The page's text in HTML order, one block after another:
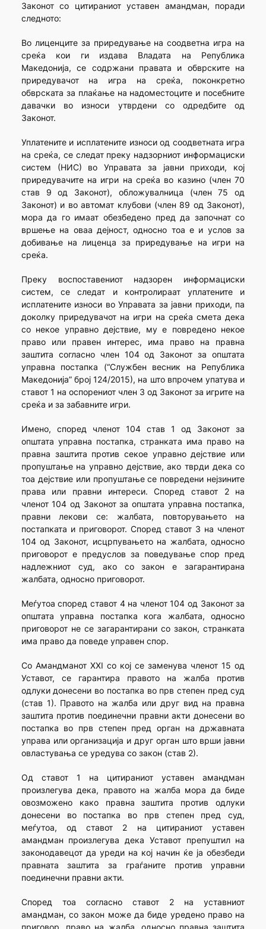
Законот со цитираниот уставен амандман, поради
следното:
Во лиценците за приредување на соодветна игра на
среќа кои ги издава Владата на Република
Македонија, се содржани правата и обврските на
приредувачот на игра на среќа, поконкретно
обврската за плаќање на надоместоците и посебните
давачки во износи утврдени со одредбите од
Законот.
Уплатените и исплатените износи од соодветната игра
на среќа, се следат преку надзорниот информациски
систем (НИС) во Управата за јавни приходи, кој
приредувачите на игри на среќа во казино (член 70
став 9 од Законот), обложувалница (член 75 од
Законот) и во автомат клубови (член 89 од Законот),
мора да го имаат обезбедено пред да започнат со
вршење на оваа дејност, односно тоа е и услов за
добивање на лиценца за приредување на игри на
среќа.
Преку воспоставениот надзорен информациски
систем, се следат и контролираат уплатените и
исплатените износи во Управата за јавни приходи, па
доколку приредувачот на игри на среќа смета дека
со некое управно дејствие, му е повредено некое
право или правен интерес, има право на правна
заштита согласно член 104 од Законот за општата
управна постапка (“Службен весник на Република
Македонија” број 124/2015), на што впрочем упатува и
ставот 1 на оспорениот член 3 од Законот за игрите на
среќа и за забавните игри.
Имено, според членот 104 став 1 од Законот за
општата управна постапка, странката има право на
правна заштита против секое управно дејствие или
пропуштање на управно дејствие, ако тврди дека со
тоа дејствие или пропуштање се повредени нејзините
права или правни интереси. Според ставот 2 на
членот 104 од Законот за општата управна постапка,
правни лекови се: жалбата, повторувањето на
постапката и приговорот. Според ставот 3 на членот
104 од Законот, исцрпувањето на жалбата, односно
приговорот е предуслов за поведување спор пред
надлежниот суд, ако со закон е загарантирана
жалбата, односно приговорот.
Меѓутоа според ставот 4 на членот 104 од Законот за
општата управна постапка кога жалбата, односно
приговорот не се загарантирани со закон, странката
има право да поведе управен спор.
Со Амандманот XXI со кој се заменува членот 15 од
Уставот, се гарантира правото на жалба против
одлуки донесени во постапка во прв степен пред суд
(став 1). Правото на жалба или друг вид на правна
заштита против поединечни правни акти донесени во
постапка во прв степен пред орган на државната
управа или организација и друг орган што врши јавни
овластувања се уредува со закон (став 2).
Од ставот 1 на цитираниот уставен амандман
произлегува дека, правото на жалба мора да биде
овозможено како правна заштита против одлуки
донесени во постапка во прв степен пред суд,
меѓутоа, од ставот 2 на цитираниот уставен
амандман произлегува дека Уставот препуштил на
законодавецот да уреди на кој начин ќе ја обезбеди
правната заштита за граѓаните против управни
поединечни правни акти.
Според тоа согласно ставот 2 на уставниот
амандман, со закон може да биде уредено право на